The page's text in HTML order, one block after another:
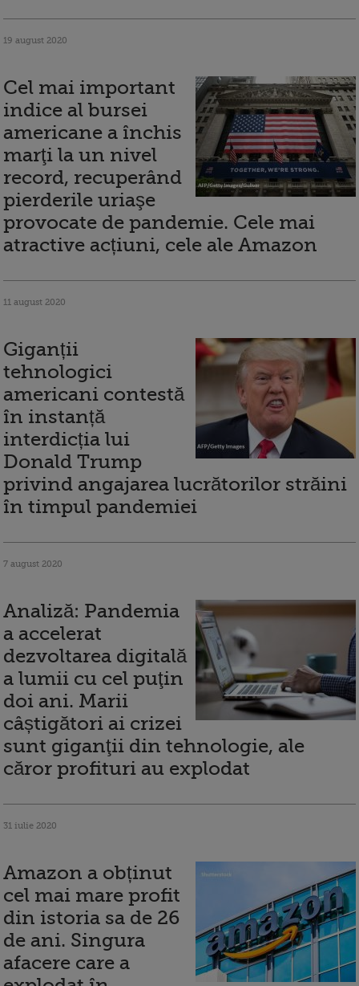
19 august 2020
Cel mai important
indice al bursei
americane a închis
marţi la un nivel
record, recuperând
pierderile uriaşe
provocate de pandemie. Cele mai
atractive acțiuni, cele ale Amazon
11 august 2020
Giganții
tehnologici
americani contestă
în instanță
interdicția lui
Donald Trump
privind angajarea lucrătorilor străini
în timpul pandemiei
7 august 2020
Analiză: Pandemia
a accelerat
dezvoltarea digitală
a lumii cu cel puţin
doi ani. Marii
câștigători ai crizei
sunt giganţii din tehnologie, ale
căror profituri au explodat
31 iulie 2020
Amazon a obținut
cel mai mare profit
din istoria sa de 26
de ani. Singura
afacere care a